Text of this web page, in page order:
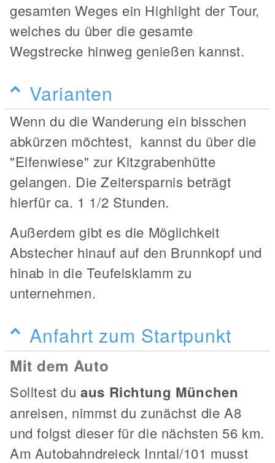
gesamten Weges ein Highlight der Tour,
welches du über die gesamte
Wegstrecke hinweg genießen kannst.
Varianten
Wenn du die Wanderung ein bisschen
abkürzen möchtest, kannst du über die
"Elfenwiese" zur Kitzgrabenhütte
gelangen. Die Zeitersparnis beträgt
hierfür ca. 1 1/2 Stunden.
Außerdem gibt es die Möglichkeit
Abstecher hinauf auf den Brunnkopf und
hinab in die Teufelsklamm zu
unternehmen.
Anfahrt zum Startpunkt
Mit dem Auto
Solltest duaus Richtung München
anreisen, nimmst du zunächst die A8
und folgst dieser für die nächsten 56 km.
Am Autobahndreieck Inntal/101 musst